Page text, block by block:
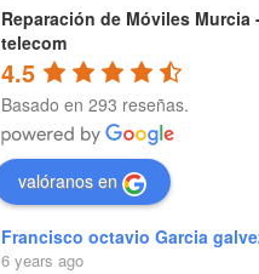
Reparación de Móviles Murcia
telecom
4.5
Basado en 293 reseñas.
valóranos en
Francisco octavio Garcia
6 years ago